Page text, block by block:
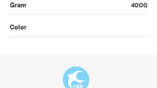
Gram 400G
Color